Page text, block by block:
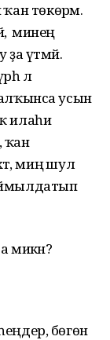
ҡан төкөрәм.
ә минең
үтмәй.
лә
усын
илаһи
ҡан
миңә шул
микән?
бөгөн